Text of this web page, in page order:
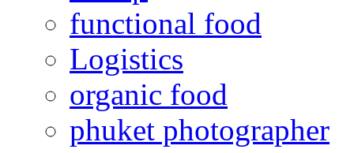
functional food
Logistics
organic food
phuket photographer